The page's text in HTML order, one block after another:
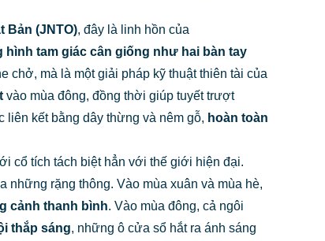
Bản (JNTO), đây là linh hồn của
hình tam giác cân giống như hai bàn tay
chở, mà là một giải pháp kỹ thuật thiên tài của
vào mùa đông, đồng thời giúp tuyết trượt
liên kết bằng dây thừng và nêm gỗ, hoàn toàn
cổ tích tách biệt hẳn với thế giới hiện đại.
những rặng thông. Vào mùa xuân và mùa hè,
cảnh thanh bình. Vào mùa đông, cả ngôi
thắp sáng, những ô cửa sổ hắt ra ánh sáng